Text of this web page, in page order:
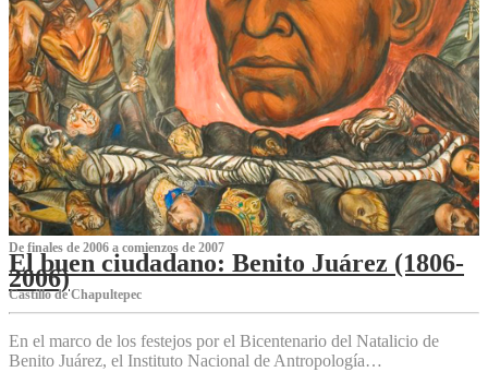
De finales de 2006 a comienzos de 2007
El buen ciudadano: Benito Juárez (1806-
2006)
Castillo de Chapultepec
En el marco de los festejos por el Bicentenario del Natalicio de
Benito Juárez, el Instituto Nacional de Antropología…